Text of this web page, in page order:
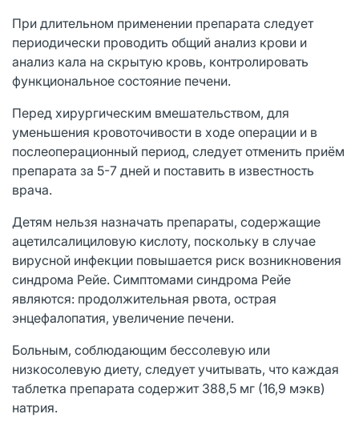
При длительном применении препарата следует
периодически проводить общий анализ крови и
анализ кала на скрытую кровь, контролировать
функциональное состояние печени.
Перед хирургическим вмешательством, для
уменьшения кровоточивости в ходе операции и в
послеоперационный период, следует отменить приём
препарата за 5-7 дней и поставить в известность
врача.
Детям нельзя назначать препараты, содержащие
ацетилсалициловую кислоту, поскольку в случае
вирусной инфекции повышается риск возникновения
синдрома Рейе. Симптомами синдрома Рейе
являются: продолжительная рвота, острая
энцефалопатия, увеличение печени.
Больным, соблюдающим бессолевую или
низкосолевую диету, следует учитывать, что каждая
таблетка препарата содержит 388,5 мг (16,9 мэкв)
натрия.